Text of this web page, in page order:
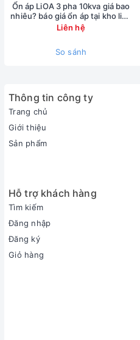
Ổn áp LiOA 3 pha 10kva giá bao
nhiêu? báo giá ổn áp tại kho lioa
Nhật Linh
Liên hệ
So sánh
Thông tin công ty
Trang chủ
Giới thiệu
Sản phẩm
Hỗ trợ khách hàng
Tìm kiếm
Đăng nhập
Đăng ký
Giỏ hàng